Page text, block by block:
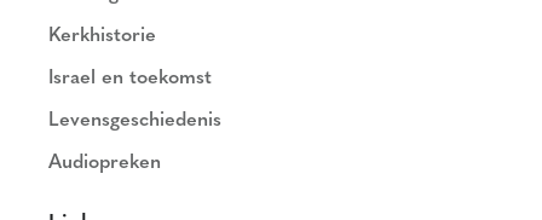
Kerkhistorie
Israel en toekomst
Levensgeschiedenis
Audiopreken